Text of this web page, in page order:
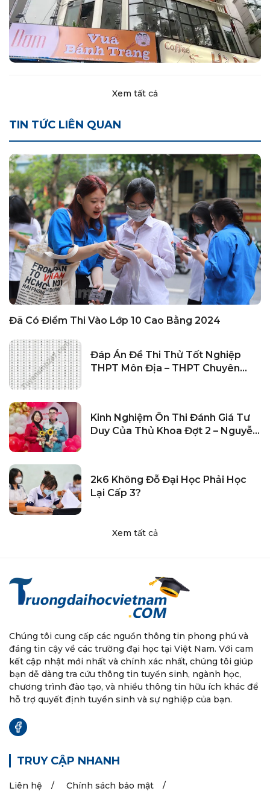
Xem tất cả
TIN TỨC LIÊN QUAN
Đã Có Điểm Thi Vào Lớp 10 Cao Bằng 2024
Đáp Án Đề Thi Thử Tốt Nghiệp
THPT Môn Địa – THPT Chuyên
Kinh Nghiệm Ôn Thi Đánh Giá Tư
Duy Của Thủ Khoa Đợt 2 – Nguyễn
2k6 Không Đỗ Đại Học Phải Học
Lại Cấp 3?
Xem tất cả
Chúng tôi cung cấp các nguồn thông tin phong phú và
đáng tin cậy về các trường đại học tại Việt Nam. Với cam
kết cập nhật mới nhất và chính xác nhất, chúng tôi giúp
bạn dễ dàng tra cứu thông tin tuyển sinh, ngành học,
chương trình đào tạo, và nhiều thông tin hữu ích khác để
hỗ trợ quyết định tuyển sinh và sự nghiệp của bạn.
TRUY CẬP NHANH
Liên hệ Chính sách bảo mật